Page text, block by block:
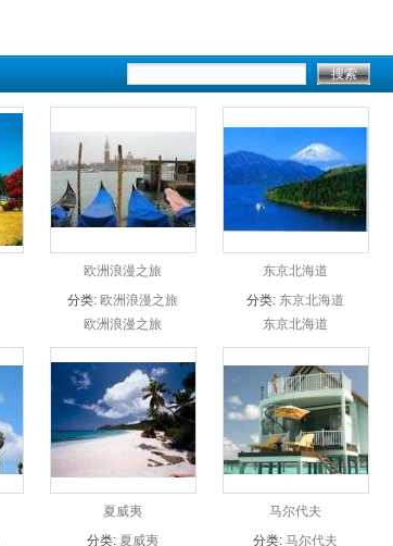
欧洲浪漫之旅
分类: 欧洲浪漫之旅
欧洲浪漫之旅
东京北海道
分类: 东京北海道
东京北海道
夏威夷
分类: 夏威夷
马尔代夫
分类: 马尔代夫